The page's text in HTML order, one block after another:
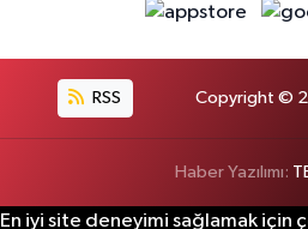
RSS Copyright ©
Haber Yazılımı:
En iyi site deneyimi sağlamak için